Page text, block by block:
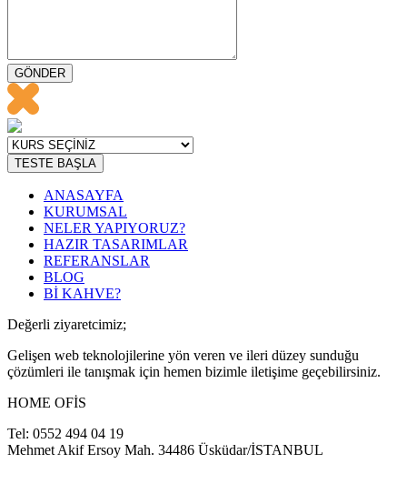
GÖNDER
TESTE BAŞLA
ANASAYFA
KURUMSAL
NELER YAPIYORUZ?
HAZIR TASARIMLAR
REFERANSLAR
BLOG
Bİ KAHVE?
Değerli ziyaretcimiz;
Gelişen web teknolojilerine yön veren ve ileri düzey sunduğu
çözümleri ile tanışmak için hemen bizimle iletişime geçebilirsiniz.
HOME OFİS
Tel: 0552 494 04 19
Mehmet Akif Ersoy Mah. 34486 Üsküdar/İSTANBUL